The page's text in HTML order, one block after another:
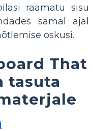
raamatu sisu
samal ajal
oskusi.
That
tasuta